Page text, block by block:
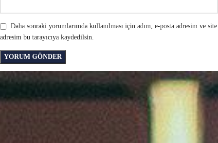
Daha sonraki yorumlarımda kullanılması için adım, e-posta adresim ve site
adresim bu tarayıcıya kaydedilsin.